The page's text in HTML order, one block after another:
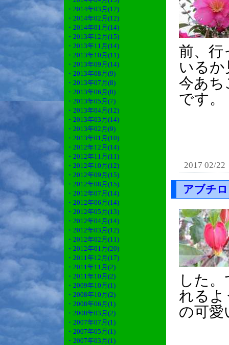
・2014年03月(12)
・2014年02月(12)
・2014年01月(14)
・2013年12月(15)
・2013年11月(14)
・2013年10月(11)
・2013年09月(14)
・2013年08月(9)
・2013年07月(8)
・2013年06月(8)
・2013年05月(7)
・2013年04月(12)
・2013年03月(14)
・2013年02月(9)
・2013年01月(10)
・2012年12月(14)
・2012年11月(11)
・2012年10月(12)
・2012年09月(15)
・2012年08月(15)
・2012年07月(14)
・2012年06月(14)
・2012年05月(13)
・2012年04月(14)
・2012年03月(12)
・2012年02月(11)
・2012年01月(20)
・2011年12月(17)
・2011年11月(2)
・2011年10月(2)
・2009年10月(1)
・2008年10月(2)
・2008年06月(1)
・2008年03月(2)
・2007年07月(1)
・2007年05月(1)
・2007年03月(1)
前、行
いる
今あち
です。
2017 02/22
アブチ
した
れるよ
の可愛